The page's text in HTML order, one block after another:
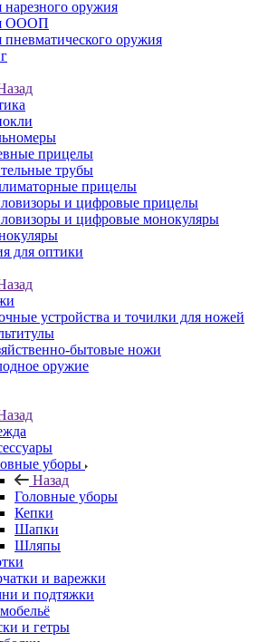
нарезного оружия
ОООП
пневматического оружия
прицелы
трубы
прицелы
и цифровые прицелы
и цифровые монокуляры
для оптики
устройства и точилки для ножей
бытовые ножи
оружие
уборы
Назад
Головные уборы
Кепки
Шапки
Шляпы
и варежки
и подтяжки
и гетры